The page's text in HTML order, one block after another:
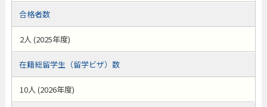
合格者数
2人 (2025年度)
在籍総留学生（留学ビザ）数
10人 (2026年度)